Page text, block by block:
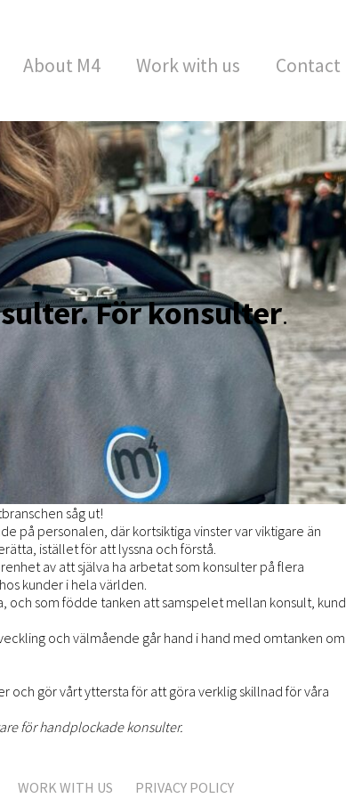
About M4 Work with us Contact
För konsulter.
såg ut!
på personalen, där kortsiktiga vinster var viktigare än
istället för att lyssna och förstå.
av att själva ha arbetat som konsulter på flera
kunder i hela världen.
och som födde tanken att samspelet mellan konsult, kund
och välmående går hand i hand med omtanken om
och gör vårt yttersta för att göra verklig skillnad för våra
för handplockade konsulter.
WORK WITH US PRIVACY POLICY